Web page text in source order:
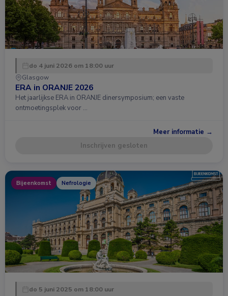
do 4 juni 2026 om 18:00 uur
Glasgow
ERA in ORANJE 2026
Het jaarlijkse ERA in ORANJE dinersymposium; een vaste
ontmoetingsplek voor …
Meer informatie →
Inschrijven gesloten
Bijeenkomst Nefrologie
do 5 juni 2025 om 18:00 uur